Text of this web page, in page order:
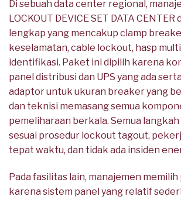
Di sebuah data center regional,
LOCKOUT DEVICE SET DATA
lengkap yang mencakup clamp
keselamatan, cable lockout, hasp
identifikasi. Paket ini dipilih karena
panel distribusi dan UPS yang ada
adaptor untuk ukuran breaker yang
dan teknisi memasang semua
pemeliharaan berkala. Semua
sesuai prosedur lockout tagout,
tepat waktu, dan tidak ada insiden
Pada fasilitas lain, manajemen
karena sistem panel yang relatif